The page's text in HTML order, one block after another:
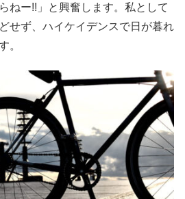
ねー!!」と興奮します。私として
せず、ハイケイデンスで日が暮れ
。